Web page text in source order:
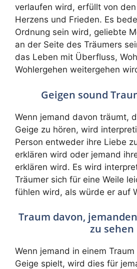
verlaufen wird, erfüllt von
Herzens und Frieden. Es
Ordnung sein wird, geliebte
an der Seite des Träumers
das Leben mit Überfluss,
Wohlergehen weitergehen
Geigen sound
Wenn jemand davon träumt,
Geige zu hören, wird
Person entweder ihre Liebe
erklären wird oder jemand
erklären wird. Es wird
Träumer sich für eine Weile
fühlen wird, als würde er auf
Traum davon,
zu sehen
Wenn jemand in einem
Geige spielt, wird dies für